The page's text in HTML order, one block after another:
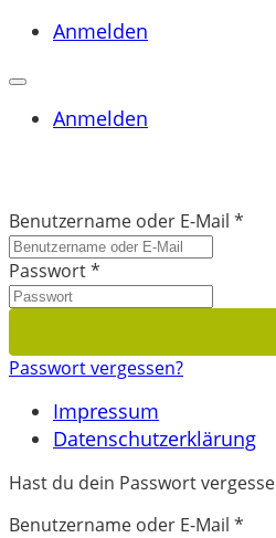
Anmelden
Anmelden
Benutzername oder E-Mail *
Passwort*
Passwort vergessen?
Impressum
Datenschutzerklärung
Hast du dein Passwort
Benutzername oder E-Mail *